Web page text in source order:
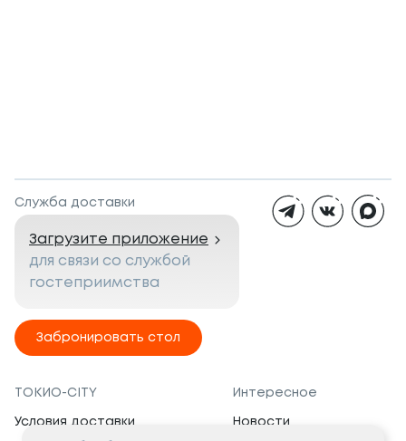
Служба доставки
Загрузите приложение
для связи со службой
гостеприимства
Забронировать стол
ТОКИО-CITY
Условия доставки
Интересное
Новости